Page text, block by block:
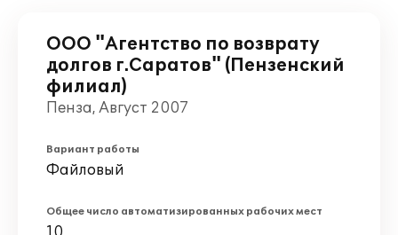
ООО "Агентство по возврату
долгов г.Саратов" (Пензенский
филиал)
Пенза, Август 2007
Вариант работы
Файловый
Общее число автоматизированных рабочих мест